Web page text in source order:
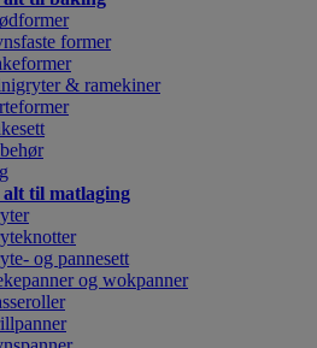
former
& ramekiner
alt til matlaging
og pannesett
og wokpanner